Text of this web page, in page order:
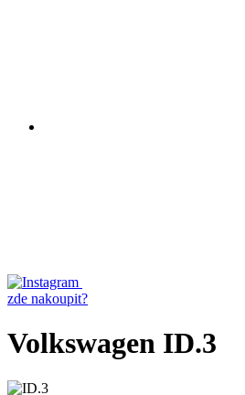
zde nakoupit?
Volkswagen ID.3